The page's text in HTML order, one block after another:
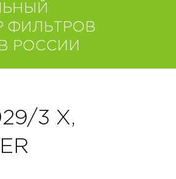
ФИЛЬТРОВ
В РОССИИ
3 X,